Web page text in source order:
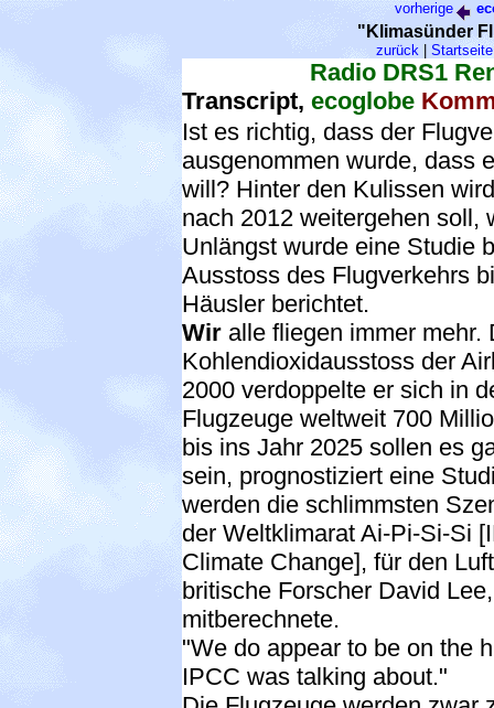
vorherige
"Klimasünder
zurück Startseite
Radio DRS1
Transcript, ecoglobe
Ist es richtig, dass der
ausgenommen wurde, dass
will? Hinter den Kulissen
nach 2012 weitergehen soll,
Unlängst wurde eine Studie
Ausstoss des Flugverkehrs
Häusler berichtet.
Wir alle fliegen immer mehr.
Kohlendioxidausstoss der
2000 verdoppelte er sich in
Flugzeuge weltweit 700
bis ins Jahr 2025 sollen es
sein, prognostiziert eine
werden die schlimmsten
der Weltklimarat Ai-Pi-Si-Si
Climate Change], für den
britische Forscher David
mitberechnete.
"We do appear to be on the
IPCC was talking about."